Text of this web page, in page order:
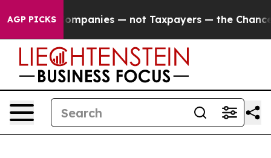
AGP PICKS
oil Companies — not Taxpayers — the Chance to